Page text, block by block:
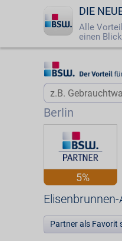
DIE
Alle
einen
Startseite
Jetzt BSW-Mitglied
0800 - 279 25 82
Berlin
Startseite
Elisenbrunnen-
5%
Partner als Favorit